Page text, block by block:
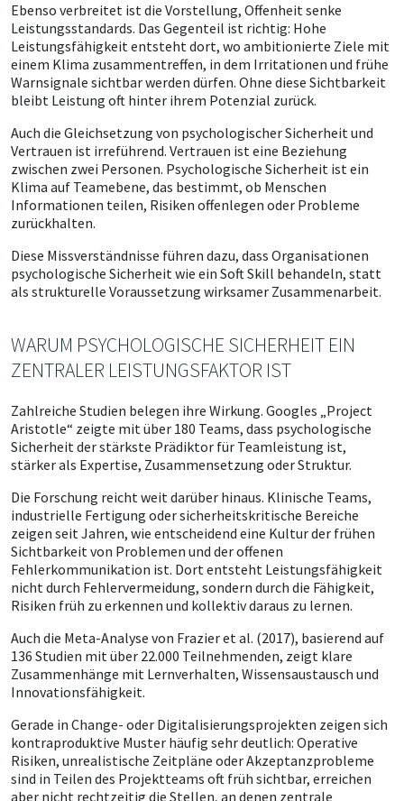
Ebenso verbreitet ist die Vorstellung, Offenheit senke
Leistungsstandards. Das Gegenteil ist richtig: Hohe
Leistungsfähigkeit entsteht dort, wo ambitionierte Ziele mit
einem Klima zusammentreffen, in dem Irritationen und frühe
Warnsignale sichtbar werden dürfen. Ohne diese Sichtbarkeit
bleibt Leistung oft hinter ihrem Potenzial zurück.
Auch die Gleichsetzung von psychologischer Sicherheit und
Vertrauen ist irreführend. Vertrauen ist eine Beziehung
zwischen zwei Personen. Psychologische Sicherheit ist ein
Klima auf Teamebene, das bestimmt, ob Menschen
Informationen teilen, Risiken offenlegen oder Probleme
zurückhalten.
Diese Missverständnisse führen dazu, dass Organisationen
psychologische Sicherheit wie ein Soft Skill behandeln, statt
als strukturelle Voraussetzung wirksamer Zusammenarbeit.
WARUM PSYCHOLOGISCHE SICHERHEIT EIN
ZENTRALER LEISTUNGSFAKTOR IST
Zahlreiche Studien belegen ihre Wirkung. Googles „Project
Aristotle“ zeigte mit über 180 Teams, dass psychologische
Sicherheit der stärkste Prädiktor für Teamleistung ist,
stärker als Expertise, Zusammensetzung oder Struktur.
Die Forschung reicht weit darüber hinaus. Klinische Teams,
industrielle Fertigung oder sicherheitskritische Bereiche
zeigen seit Jahren, wie entscheidend eine Kultur der frühen
Sichtbarkeit von Problemen und der offenen
Fehlerkommunikation ist. Dort entsteht Leistungsfähigkeit
nicht durch Fehlervermeidung, sondern durch die Fähigkeit,
Risiken früh zu erkennen und kollektiv daraus zu lernen.
Auch die Meta-Analyse von Frazier et al. (2017), basierend auf
136 Studien mit über 22.000 Teilnehmenden, zeigt klare
Zusammenhänge mit Lernverhalten, Wissensaustausch und
Innovationsfähigkeit.
Gerade in Change- oder Digitalisierungsprojekten zeigen sich
kontraproduktive Muster häufig sehr deutlich: Operative
Risiken, unrealistische Zeitpläne oder Akzeptanzprobleme
sind in Teilen des Projektteams oft früh sichtbar, erreichen
aber nicht rechtzeitig die Stellen, an denen zentrale